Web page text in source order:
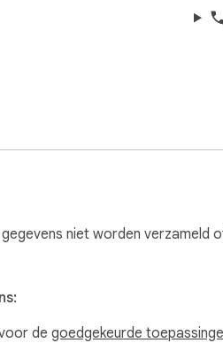
niet worden verzameld
de goedgekeurde